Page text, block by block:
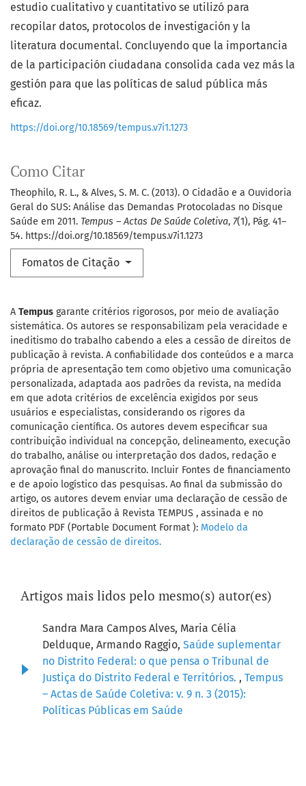
Como Citar
Theophilo, R. L., & Alves, S. M. C. (2013). O Cidadão e a Ouvidoria
Geral do SUS: Análise das Demandas Protocoladas no Disque
Saúde em 2011. Tempus – Actas De Saúde Coletiva, 7(1), Pág. 41–
54. https://doi.org/10.18569/tempus.v7i1.1273
Fomatos de Citação
estudio cualitativo y cuantitativo se utilizó para
recopilar datos, protocolos de investigación y la
literatura documental. Concluyendo que la importancia
de la participación ciudadana consolida cada vez más la
gestión para que las políticas de salud pública más
eficaz.
https://doi.org/10.18569/tempus.v7i1.1273
A Tempus garante critérios rigorosos, por meio de avaliação
sistemática. Os autores se responsabilizam pela veracidade e
ineditismo do trabalho cabendo a eles a cessão de direitos de
publicação à revista. A confiabilidade dos conteúdos e a marca
própria de apresentação tem como objetivo uma comunicação
personalizada, adaptada aos padrões da revista, na medida
em que adota critérios de excelência exigidos por seus
usuários e especialistas, considerando os rigores da
comunicação científica. Os autores devem especificar sua
contribuição individual na concepção, delineamento, execução
do trabalho, análise ou interpretação dos dados, redação e
aprovação final do manuscrito. Incluir Fontes de financiamento
e de apoio logístico das pesquisas. Ao final da submissão do
artigo, os autores devem enviar uma declaração de cessão de
direitos de publicação à Revista TEMPUS , assinada e no
formato PDF (Portable Document Format ): Modelo da
declaração de cessão de direitos.
Artigos mais lidos pelo mesmo(s) autor(es)
Sandra Mara Campos Alves, Maria Célia
Delduque, Armando Raggio, Saúde suplementar
no Distrito Federal: o que pensa o Tribunal de
Justiça do Distrito Federal e Territórios. , Tempus
– Actas de Saúde Coletiva: v. 9 n. 3 (2015):
Políticas Públicas em Saúde